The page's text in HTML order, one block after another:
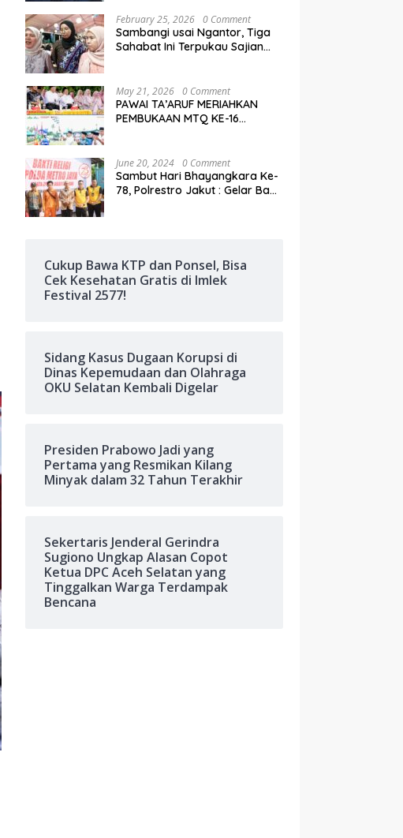
February 25, 2026 0 Comment
Sambangi usai Ngantor, Tiga
Sahabat Ini Terpukau Sajian
May 21, 2026 0 Comment
PAWAI TA’ARUF MERIAHKAN
PEMBUKAAN MTQ KE-16
June 20, 2024 0 Comment
Sambut Hari Bhayangkara Ke-
78, Polrestro Jakut : Gelar Bakti
Cukup Bawa KTP dan Ponsel, Bisa
Cek Kesehatan Gratis di Imlek
Festival 2577!
Sidang Kasus Dugaan Korupsi di
Dinas Kepemudaan dan Olahraga
OKU Selatan Kembali Digelar
Presiden Prabowo Jadi yang
Pertama yang Resmikan Kilang
Minyak dalam 32 Tahun Terakhir
Sekertaris Jenderal Gerindra
Sugiono Ungkap Alasan Copot
Ketua DPC Aceh Selatan yang
Tinggalkan Warga Terdampak
Bencana